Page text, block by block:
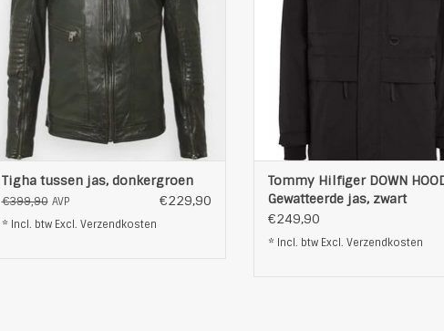
met borstzakje
zijzakken met rits
elastische heupboord en manchetten
logopatch op de mouwen
logostiksel aan de hals
met praktische binnenza
TOEVOEGEN AAN WINKELWAGEN
Tigha tussen jas, donkergroen
€399,90 AVP €229,90
* Incl. btw Excl. Verzendkosten
Zakken: twee zakken
Tommy Hilfiger DOWN
Gewatteerde jas, zwart
€249,90
* Incl. btw Excl. Verzendkosten